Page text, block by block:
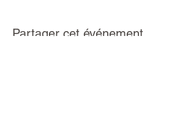
Partager cet événement